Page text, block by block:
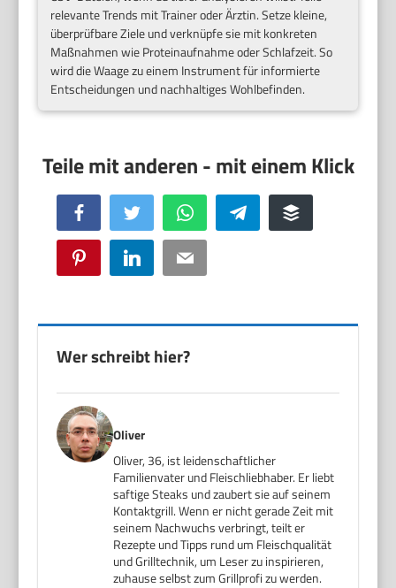
relevante Trends mit Trainer oder Ärztin. Setze kleine,
überprüfbare Ziele und verknüpfe sie mit konkreten
Maßnahmen wie Proteinaufnahme oder Schlafzeit. So
wird die Waage zu einem Instrument für informierte
Entscheidungen und nachhaltiges Wohlbefinden.
Facebook Twitter WhatsApp Telegram Buffer
Pinterest LinkedIn Email
Wer schreibt hier?
Oliver
Oliver, 36, ist leidenschaftlicher
Familienvater und Fleischliebhaber. Er liebt
saftige Steaks und zaubert sie auf seinem
Kontaktgrill. Wenn er nicht gerade Zeit mit
seinem Nachwuchs verbringt, teilt er
Rezepte und Tipps rund um Fleischqualität
und Grilltechnik, um Leser zu inspirieren,
zuhause selbst zum Grillprofi zu werden.